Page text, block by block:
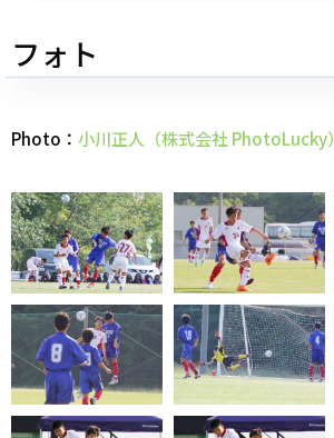
フォト
Photo： 小川正人（株式会社 PhotoLucky）